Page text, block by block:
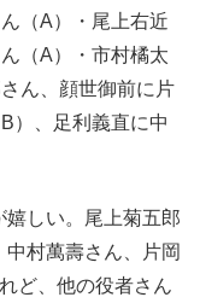
（A）・尾上右近
（A）・市村橘太
ん、顔世御前に片
）、足利義直に中
しい。尾上菊五郎
村萬壽さん、片岡
ど、他の役者さん